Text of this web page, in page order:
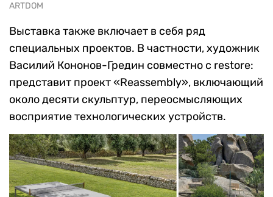
ARTDOM
Выставка также включает в себя ряд
специальных проектов. В частности, художник
Василий Кононов-Гредин совместно с restore:
представит проект «Reassembly», включающий
около десяти скульптур, переосмысляющих
восприятие технологических устройств.